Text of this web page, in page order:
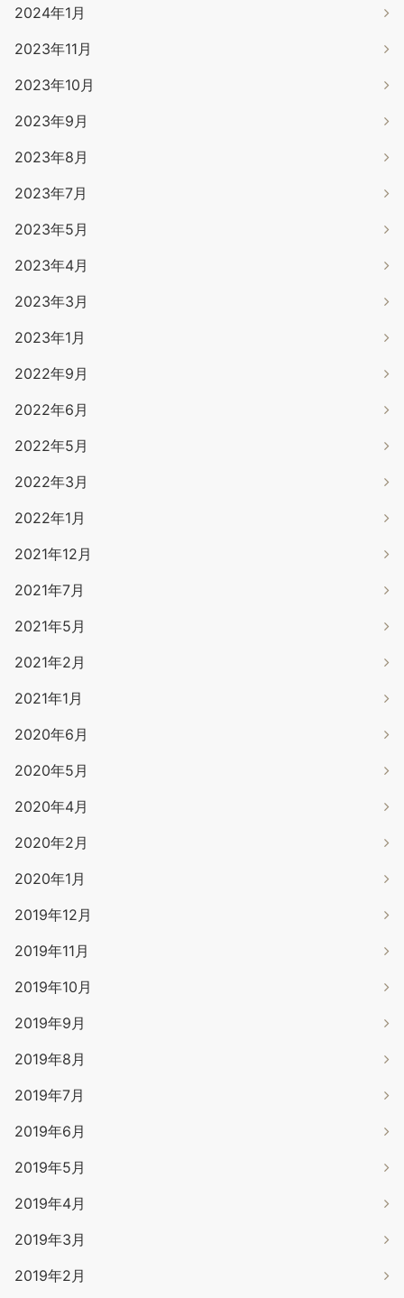
2024年1月
2023年11月
2023年10月
2023年9月
2023年8月
2023年7月
2023年5月
2023年4月
2023年3月
2023年1月
2022年9月
2022年6月
2022年5月
2022年3月
2022年1月
2021年12月
2021年7月
2021年5月
2021年2月
2021年1月
2020年6月
2020年5月
2020年4月
2020年2月
2020年1月
2019年12月
2019年11月
2019年10月
2019年9月
2019年8月
2019年7月
2019年6月
2019年5月
2019年4月
2019年3月
2019年2月